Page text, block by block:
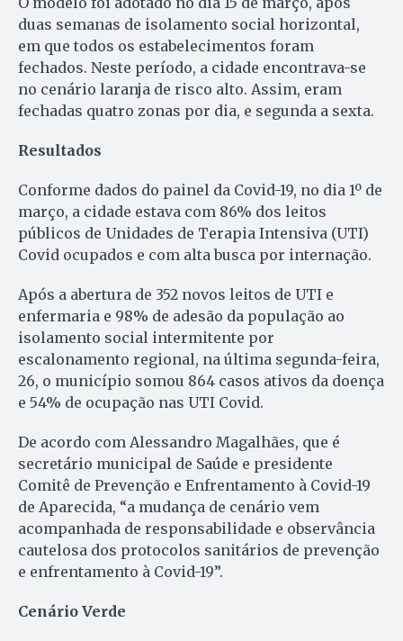
duas semanas de isolamento social horizontal,
em que todos os estabelecimentos foram
fechados. Neste período, a cidade encontrava-se
no cenário laranja de risco alto. Assim, eram
fechadas quatro zonas por dia, e segunda a sexta.
Resultados
Conforme dados do painel da Covid-19, no dia 1º de
março, a cidade estava com 86% dos leitos
públicos de Unidades de Terapia Intensiva (UTI)
Covid ocupados e com alta busca por internação.
Após a abertura de 352 novos leitos de UTI e
enfermaria e 98% de adesão da população ao
isolamento social intermitente por
escalonamento regional, na última segunda-feira,
26, o município somou 864 casos ativos da doença
e 54% de ocupação nas UTI Covid.
De acordo com Alessandro Magalhães, que é
secretário municipal de Saúde e presidente
Comitê de Prevenção e Enfrentamento à Covid-19
de Aparecida, “a mudança de cenário vem
acompanhada de responsabilidade e observância
cautelosa dos protocolos sanitários de prevenção
e enfrentamento à Covid-19”.
Cenário Verde